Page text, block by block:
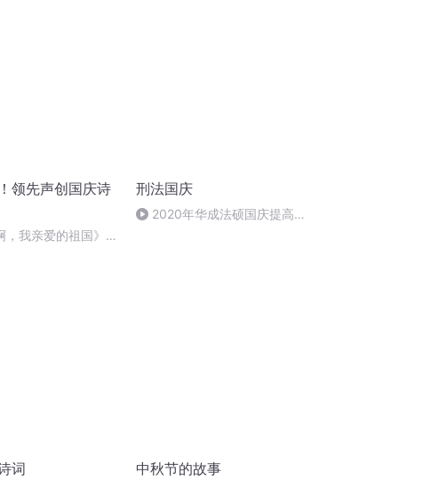
领先声创国庆诗
，我亲爱的祖国》温
刑法国庆
2020年华成法硕国庆提高班
词 中秋节的故事